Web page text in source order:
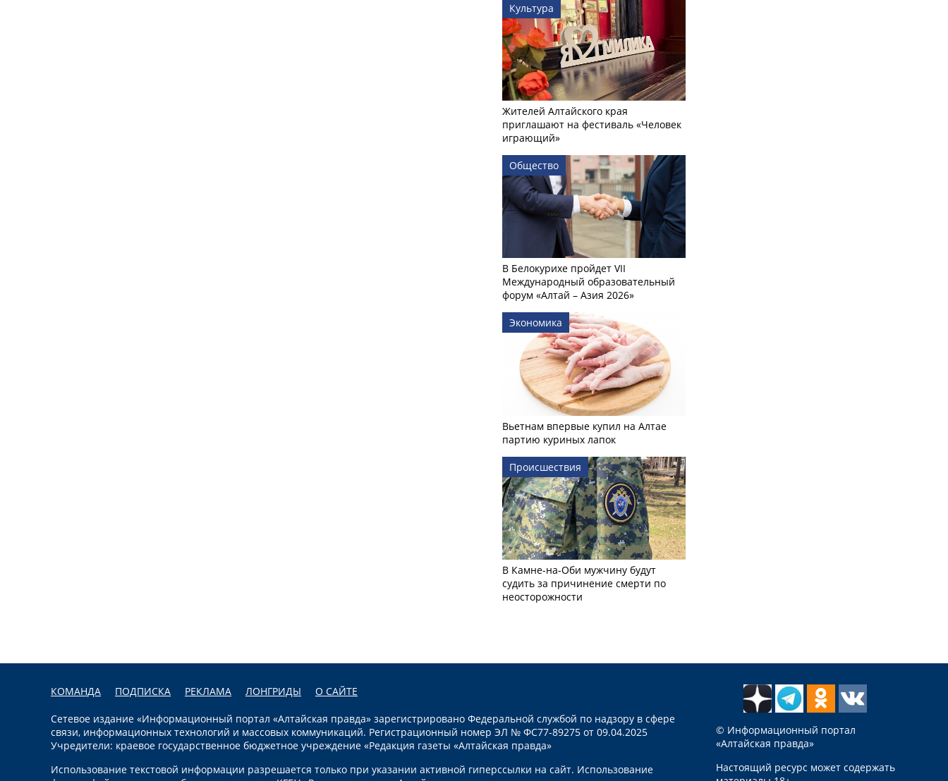
Культура
Жителей Алтайского края
приглашают на фестиваль «Человек
играющий»
Общество
В Белокурихе пройдет VII
Международный образовательный
форум «Алтай – Азия 2026»
Экономика
Вьетнам впервые купил на Алтае
партию куриных лапок
Происшествия
В Камне-на-Оби мужчину будут
судить за причинение смерти по
неосторожности
КОМАНДА ПОДПИСКА РЕКЛАМА ЛОНГРИДЫ О САЙТЕ
Сетевое издание «Информационный портал «Алтайская правда» зарегистрировано Федеральной службой по надзору в сфере
связи, информационных технологий и массовых коммуникаций. Регистрационный номер ЭЛ № ФС77-89275 от 09.04.2025
Учредители: краевое государственное бюджетное учреждение «Редакция газеты «Алтайская правда»
Использование текстовой информации разрешается только при указании активной гиперссылки на сайт. Использование
© Информационный портал
«Алтайская правда»
Настоящий ресурс может содержать